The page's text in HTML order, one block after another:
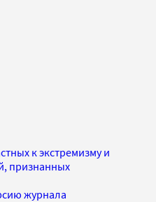
к экстремизму и
признанных
журнала